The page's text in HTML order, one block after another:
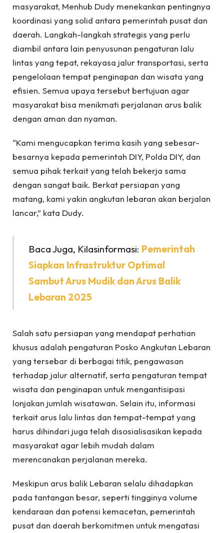
masyarakat, Menhub Dudy menekankan pentingnya
koordinasi yang solid antara pemerintah pusat dan
daerah. Langkah-langkah strategis yang perlu
diambil antara lain penyusunan pengaturan lalu
lintas yang tepat, rekayasa jalur transportasi, serta
pengelolaan tempat penginapan dan wisata yang
efisien. Semua upaya tersebut bertujuan agar
masyarakat bisa menikmati perjalanan arus balik
dengan aman dan nyaman.
“Kami mengucapkan terima kasih yang sebesar-
besarnya kepada pemerintah DIY, Polda DIY, dan
semua pihak terkait yang telah bekerja sama
dengan sangat baik. Berkat persiapan yang
matang, kami yakin angkutan lebaran akan berjalan
lancar,” kata Dudy.
Baca Juga, Kilasinformasi: Pemerintah
Siapkan Infrastruktur Optimal
Sambut Arus Mudik dan Arus Balik
Lebaran 2025
Salah satu persiapan yang mendapat perhatian
khusus adalah pengaturan Posko Angkutan Lebaran
yang tersebar di berbagai titik, pengawasan
terhadap jalur alternatif, serta pengaturan tempat
wisata dan penginapan untuk mengantisipasi
lonjakan jumlah wisatawan. Selain itu, informasi
terkait arus lalu lintas dan tempat-tempat yang
harus dihindari juga telah disosialisasikan kepada
masyarakat agar lebih mudah dalam
merencanakan perjalanan mereka.
Meskipun arus balik Lebaran selalu dihadapkan
pada tantangan besar, seperti tingginya volume
kendaraan dan potensi kemacetan, pemerintah
pusat dan daerah berkomitmen untuk mengatasi